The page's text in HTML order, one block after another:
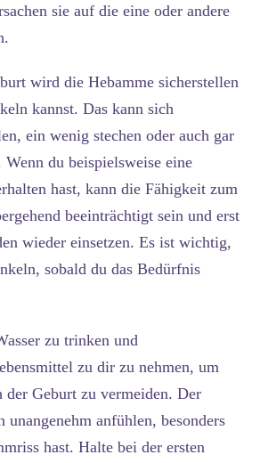
sie auf die eine oder andere
wird die Hebamme sicherstellen
kannst. Das kann sich
ein wenig stechen oder auch gar
du beispielsweise eine
hast, kann die Fähigkeit zum
beeinträchtigt sein und erst
wieder einsetzen. Es ist wichtig,
sobald du das Bedürfnis
zu trinken und
zu dir zu nehmen, um
der Geburt zu vermeiden. Der
unangenehm anfühlen, besonders
hast. Halte bei der ersten